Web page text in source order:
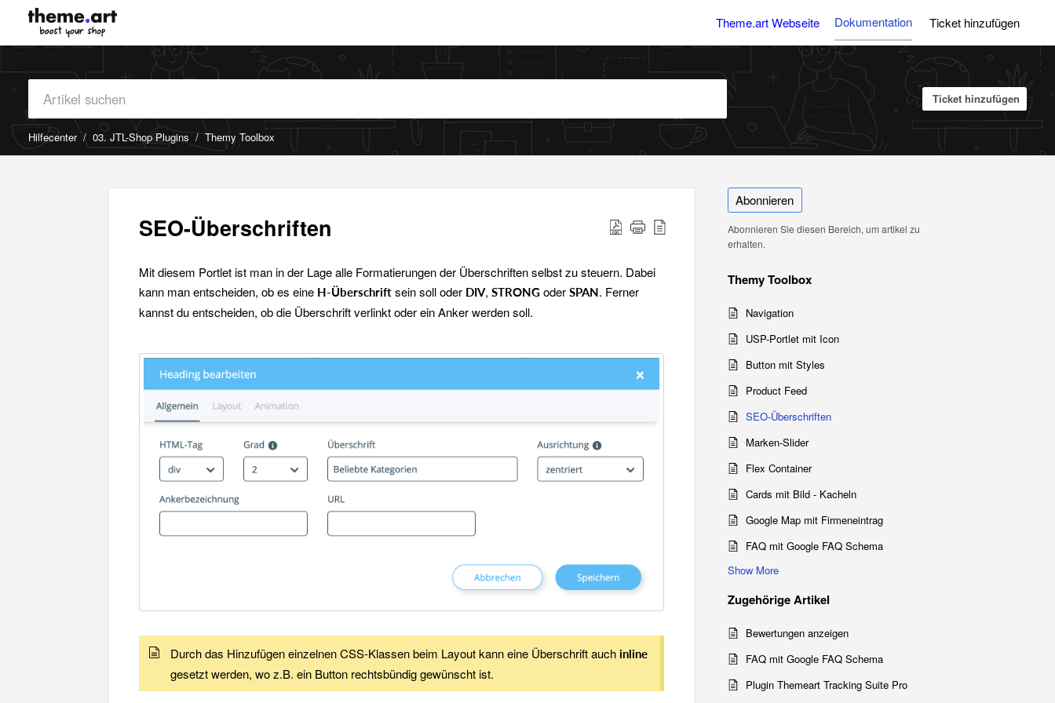
Theme.art Webseite Dokumentation Ticket hinzufügen
Ticket hinzufügen
Hilfecenter 03. JTL-Shop Plugins Themy Toolbox
SEO-Überschriften
Mit diesem Portlet ist man in der Lage alle Formatierungen der Überschriften selbst zu steuern. Dabei
kann man entscheiden, ob es eine H-Überschrift sein soll oder DIV,STRONG oderSPAN. Ferner
kannst du entscheiden, ob die Überschrift verlinktoder ein Ankerwerden soll.
Durch das Hinzufügen einzelnen CSS-Klassen beim Layout kann eine Überschrift auchinline
gesetzt werden, wo z.B. ein Button rechtsbündig​ gewünscht ist.
Abonnieren
Abonnieren Sie diesen Bereich, um artikel zu
erhalten.
Themy Toolbox
Navigation
USP-Portlet mit Icon
Button mit Styles
Product Feed
SEO-Überschriften
Marken-Slider
Flex Container
Cards mit Bild - Kacheln
Google Map mit Firmeneintrag
FAQ mit Google FAQ Schema
Show More
ZugehörigeArtikel
Bewertungen anzeigen
FAQ mit Google FAQ Schema
Plugin Themeart Tracking Suite Pro